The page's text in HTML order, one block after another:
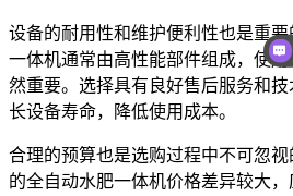
设备的耐用性和维护便利性也是重
一体机通常由高性能部件组成，使
然重要。选择具有良好售后服务和
长设备寿命，降低使用成本。
合理的预算也是选购过程中不可忽
的全自动水肥一体机价格差异较大